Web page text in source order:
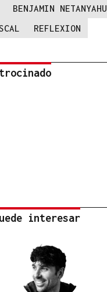
BENJAMIN NETANYAHU
REFLEXION
interesar